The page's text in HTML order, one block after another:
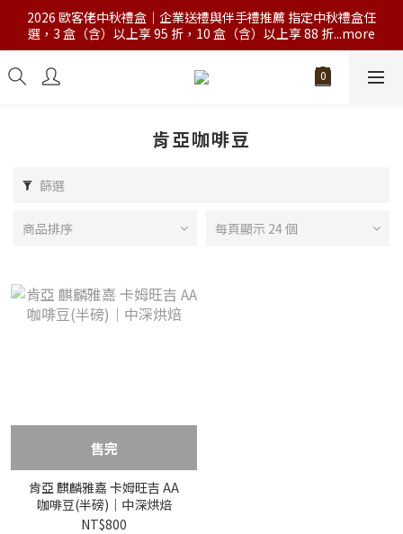
2026 歐客佬中秋禮盒｜企業送禮與伴手禮推薦 指定中秋禮盒任
選，3 盒（含）以上享 95 折，10 盒（含）以上享 88 折...more
肯亞咖啡豆
篩選
商品排序 每頁顯示 24 個
售完
肯亞 麒麟雅嘉 卡姆旺吉 AA
咖啡豆(半磅)｜中深烘焙
NT$800